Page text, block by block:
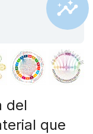
del
que